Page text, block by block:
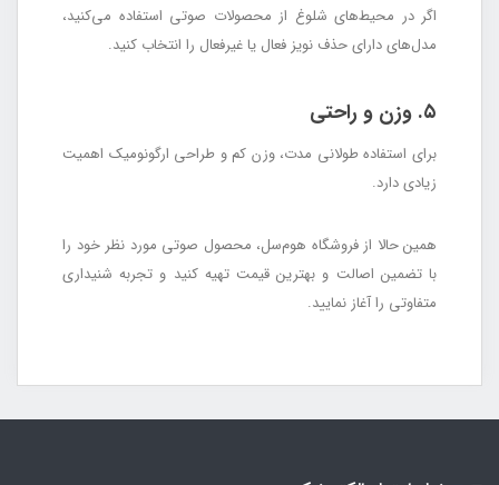
اگر در محیط‌های شلوغ از محصولات صوتی استفاده می‌کنید،
مدل‌های دارای حذف نویز فعال یا غیرفعال را انتخاب کنید.
۵. وزن و راحتی
برای استفاده طولانی مدت، وزن کم و طراحی ارگونومیک اهمیت
زیادی دارد.
همین حالا از فروشگاه هوم‌سل، محصول صوتی مورد نظر خود را
با تضمین اصالت و بهترین قیمت تهیه کنید و تجربه شنیداری
متفاوتی را آغاز نمایید.